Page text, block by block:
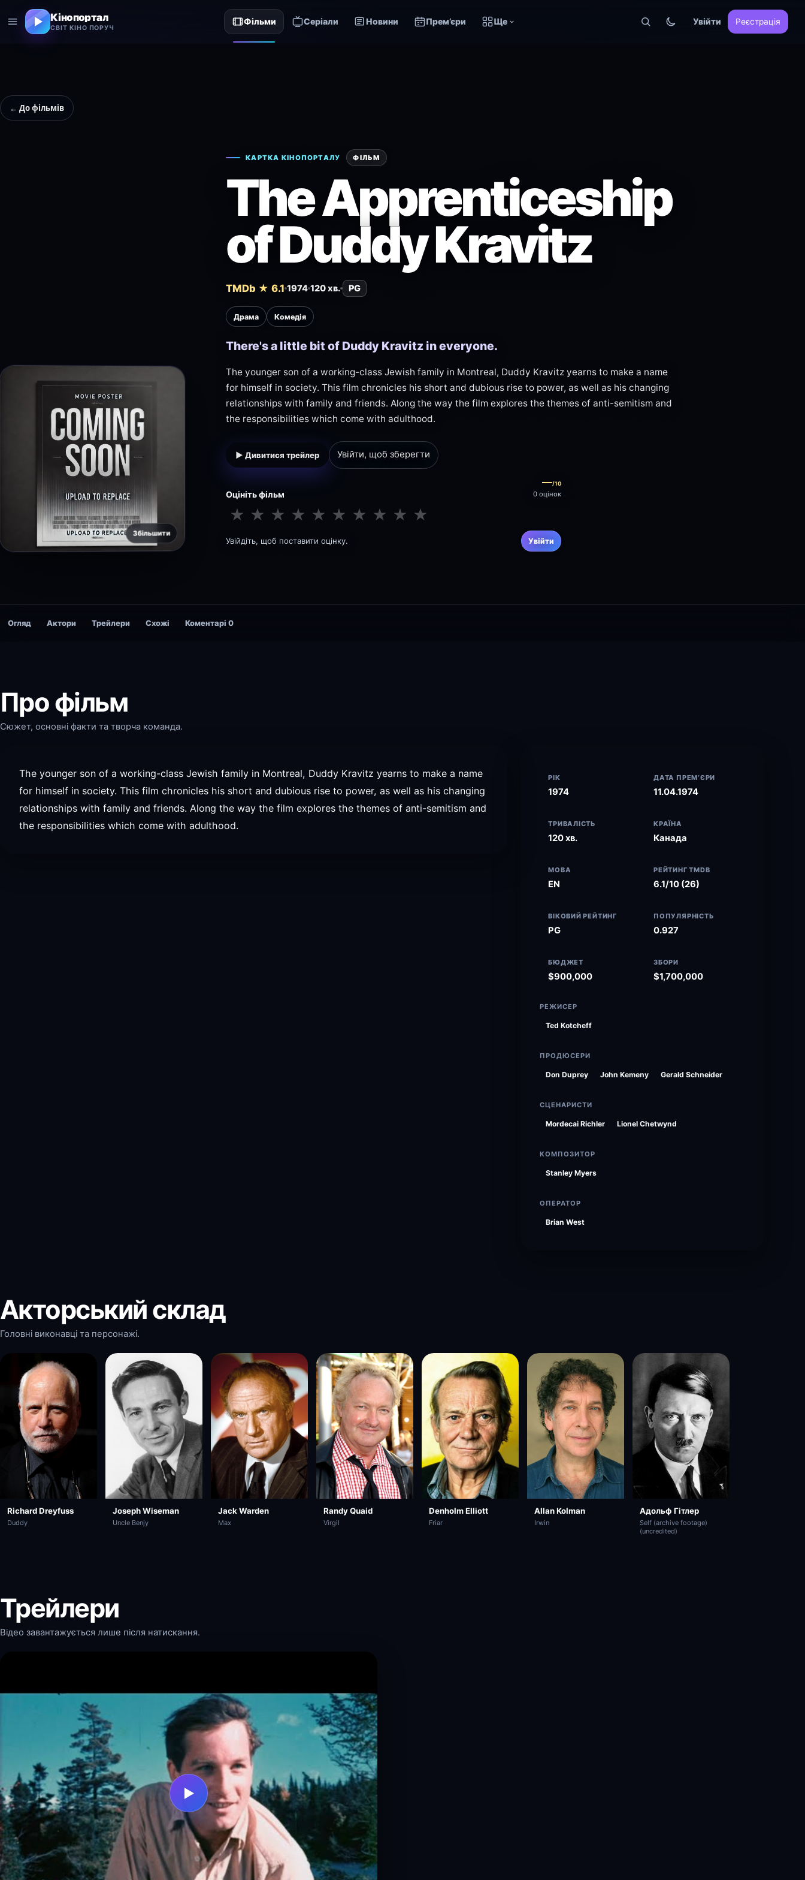
Кінопортал
СВІТ КІНО ПОРУЧ
Фільми Серіали Новини Прем’єри Ще Увійти Реєстрація
← До фільмів
Збільшити
КАРТКА КІНОПОРТАЛУ ФІЛЬМ
The Apprenticeship
of Duddy Kravitz
TMDb ★ 6.1 1974 120 хв. PG
Драма Комедія
There's a little bit of Duddy Kravitz in everyone.
The younger son of a working-class Jewish family in Montreal, Duddy Kravitz yearns to make a name
for himself in society. This film chronicles his short and dubious rise to power, as well as his changing
relationships with family and friends. Along the way the film explores the themes of anti-semitism and
the responsibilities which come with adulthood.
▶ Дивитися трейлер Увійти, щоб зберегти
Оцініть фільм
—/10
0 оцінок
★ ★ ★ ★ ★ ★ ★ ★ ★ ★
Увійдіть, щоб поставити оцінку. Увійти
Огляд Актори Трейлери Схожі Коментарі 0
Про фільм
Сюжет, основні факти та творча команда.
The younger son of a working-class Jewish family in Montreal, Duddy Kravitz yearns to make a name
for himself in society. This film chronicles his short and dubious rise to power, as well as his changing
relationships with family and friends. Along the way the film explores the themes of anti-semitism and
the responsibilities which come with adulthood.
РІК
1974
ДАТА ПРЕМ’ЄРИ
11.04.1974
ТРИВАЛІСТЬ
120 хв.
КРАЇНА
Канада
МОВА
EN
РЕЙТИНГ TMDB
6.1/10 (26)
ВІКОВИЙ РЕЙТИНГ
PG
ПОПУЛЯРНІСТЬ
0.927
БЮДЖЕТ
$900,000
ЗБОРИ
$1,700,000
РЕЖИСЕР
Ted Kotcheff
ПРОДЮСЕРИ
Don Duprey John Kemeny Gerald Schneider
СЦЕНАРИСТИ
Mordecai Richler Lionel Chetwynd
КОМПОЗИТОР
Stanley Myers
ОПЕРАТОР
Brian West
Акторський склад
Головні виконавці та персонажі.
Richard Dreyfuss
Duddy
Joseph Wiseman
Uncle Benjy
Jack Warden
Max
Randy Quaid
Virgil
Denholm Elliott
Friar
Allan Kolman
Irwin
Адольф Гітлер
Self (archive footage)
(uncredited)
Трейлери
Відео завантажується лише після натискання.
▶